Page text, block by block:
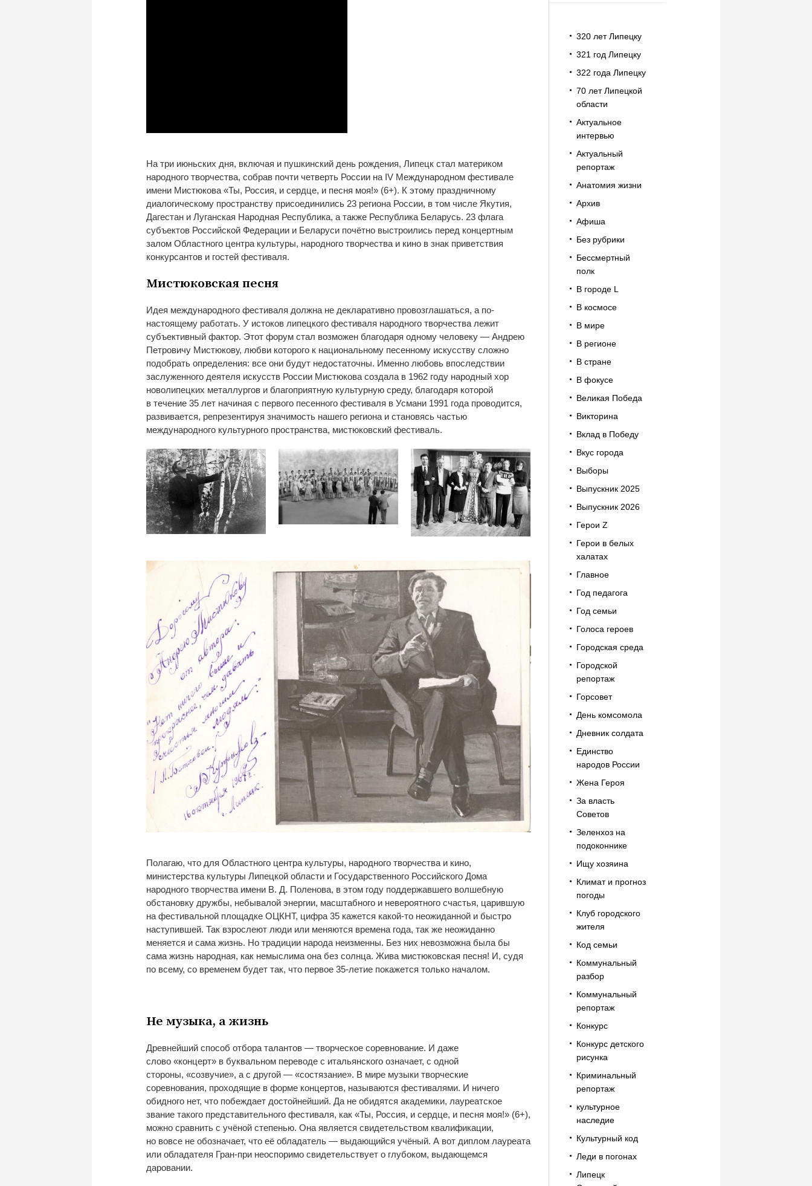
На три июньских дня, включая и пушкинский день рождения, Липецк стал материком
народного творчества, собрав почти четверть России на IV Международном фестивале
имени Мистюкова «Ты, Россия, и сердце, и песня моя!» (6+). К этому праздничному
диалогическому пространству присоединились 23 региона России, в том числе Якутия,
Дагестан и Луганская Народная Республика, а также Республика Беларусь. 23 флага
субъектов Российской Федерации и Беларуси почётно выстроились перед концертным
залом Областного центра культуры, народного творчества и кино в знак приветствия
конкурсантов и гостей фестиваля.
Мистюковская песня
Идея международного фестиваля должна не декларативно провозглашаться, а по-
настоящему работать. У истоков липецкого фестиваля народного творчества лежит
субъективный фактор. Этот форум стал возможен благодаря одному человеку — Андрею
Петровичу Мистюкову, любви которого к национальному песенному искусству сложно
подобрать определения: все они будут недостаточны. Именно любовь впоследствии
заслуженного деятеля искусств России Мистюкова создала в 1962 году народный хор
новолипецких металлургов и благоприятную культурную среду, благодаря которой
в течение 35 лет начиная с первого песенного фестиваля в Усмани 1991 года проводится,
развивается, репрезентируя значимость нашего региона и становясь частью
международного культурного пространства, мистюковский фестиваль.
Полагаю, что для Областного центра культуры, народного творчества и кино,
министерства культуры Липецкой области и Государственного Российского Дома
народного творчества имени В. Д. Поленова, в этом году поддержавшего волшебную
обстановку дружбы, небывалой энергии, масштабного и невероятного счастья, царившую
на фестивальной площадке ОЦКНТ, цифра 35 кажется какой-то неожиданной и быстро
наступившей. Так взрослеют люди или меняются времена года, так же неожиданно
меняется и сама жизнь. Но традиции народа неизменны. Без них невозможна была бы
сама жизнь народная, как немыслима она без солнца. Жива мистюковская песня! И, судя
по всему, со временем будет так, что первое 35-летие покажется только началом.
Не музыка, ажизнь
Древнейший способ отбора талантов — творческое соревнование. И даже
слово «концерт» в буквальном переводе с итальянского означает, с одной
стороны, «созвучие», а с другой — «состязание». В мире музыки творческие
соревнования, проходящие в форме концертов, называются фестивалями. И ничего
обидного нет, что побеждает достойнейший. Да не обидятся академики, лауреатское
звание такого представительного фестиваля, как «Ты, Россия, и сердце, и песня моя!» (6+),
можно сравнить с учёной степенью. Она является свидетельством квалификации,
но вовсе не обозначает, что её обладатель — выдающийся учёный. А вот диплом лауреата
или обладателя Гран-при неоспоримо свидетельствует о глубоком, выдающемся
даровании.
320 лет Липецку
321 год Липецку
322 года Липецку
70 лет Липецкой
области
Актуальное
интервью
Актуальный
репортаж
Анатомия жизни
Архив
Афиша
Без рубрики
Бессмертный
полк
В городе L
В космосе
В мире
В регионе
В стране
В фокусе
Великая Победа
Викторина
Вклад в Победу
Вкус города
Выборы
Выпускник 2025
Выпускник 2026
Герои Z
Герои в белых
халатах
Главное
Год педагога
Год семьи
Голоса героев
Городская среда
Городской
репортаж
Горсовет
День комсомола
Дневник солдата
Единство
народов России
Жена Героя
За власть
Советов
Зеленхоз на
подоконнике
Ищу хозяина
Климат и прогноз
погоды
Клуб городского
жителя
Код семьи
Коммунальный
разбор
Коммунальный
репортаж
Конкурс
Конкурс детского
рисунка
Криминальный
репортаж
культурное
наследие
Культурный код
Леди в погонах
Липецк